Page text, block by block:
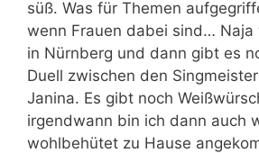
süß. Was für Themen
wenn Frauen dabei sind…
in Nürnberg und dann gibt es
Duell zwischen den
Janina. Es gibt noch
irgendwann bin ich dann auch
wohlbehütet zu Hause